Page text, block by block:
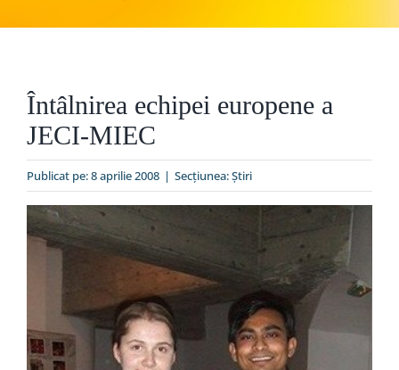
Organizare
Liturgic
Special
Întâlnirea echipei europene a
JECI-MIEC
Publicat pe: 8 aprilie 2008 | Secțiunea:Ştiri